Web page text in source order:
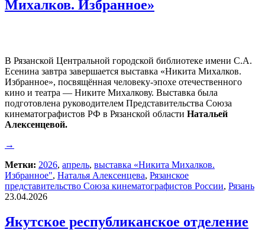
Михалков. Избранное»
В Рязанской Центральной городской библиотеке имени С.А.
Есенина завтра завершается выставка «Никита Михалков.
Избранное», посвящённая человеку-эпохе отечественного
кино и театра — Никите Михалкову. Выставка была
подготовлена руководителем Представительства Союза
кинематографистов РФ в Рязанской области Натальей
Алексенцевой.
→
Метки: 2026, апрель, выставка «Никита Михалков.
Избранное", Наталья Алексенцева, Рязанское
представительство Союза кинематографистов России, Рязань
23.04.2026
Якутское республиканское отделение